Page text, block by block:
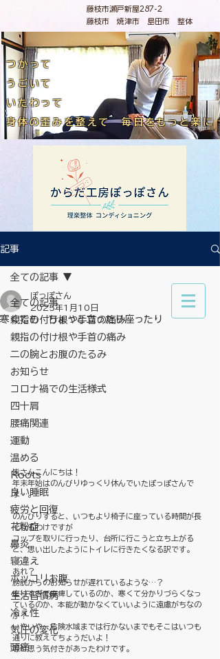
藤枝市瀬戸新屋287-2
藤枝市 焼津市 島田市 整体
つかって
うごいて
いたわって
​身体の歪みを整えて 毎日をもっと楽に
記事
全ての記事
親指の付け根や手首の痛み
親指の付け根や手首の痛み
二の腕とお腹のたるみ
お知らせ
コロナ禍での生活様式
四十肩
腰痛関連
運動
温める
Roots
良い睡眠
疲労と回復
花粉症
鼻炎
寝違え
ポッコリお腹
生活習慣病
冷え性
気圧の変化
頭痛
全ての記事
寒くても ちょっと立ったり座ったり
ぽっぽさん
2025年1月10日
皆さんこんにちは！
年末年始はのんびりゆっくり休んでいたぽっぽさんで
す…。
のんびりすると、いつもより椅子に座っている時間が長
くなるわけですが
コップを取りに行ったり、台所に行こうと立ち上がる
と、思い出したようにトイレに行きたくなる訳です。
あれ？
膀胱からのお知らせが遅れているような…？
座りすぎて麻痺しているのか、寒くて分かりづらくなっ
ているのか、本能が動かなくていいように遠慮がちなの
か？
いやいや、危険水域までは行かないまでもそこはいつも
通りに教えてちょうだいよ！
等と思う気付きがあったわけです。